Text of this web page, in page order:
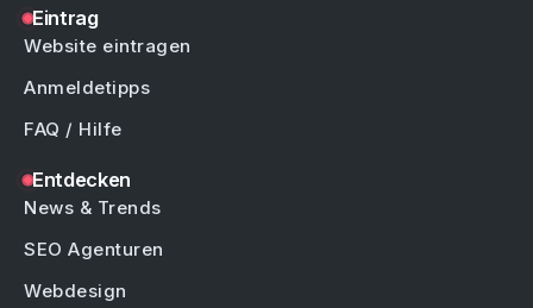
Eintrag
Website eintragen
Anmeldetipps
FAQ / Hilfe
Entdecken
News & Trends
SEO Agenturen
Webdesign